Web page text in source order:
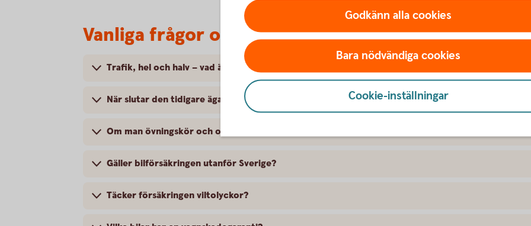
Vanliga frågor om att försäkra Nissan
Trafik, hel och halv – vad är det för skillnad på försäkringarna?
När slutar den tidigare ägarens försäkring att gälla?
Om man övningskör och olyckan är framme, täcker bilförsäkringen då?
Gäller bilförsäkringen utanför Sverige?
Täcker försäkringen viltolyckor?
Godkänn alla cookies
Bara nödvändiga cookies
Cookie-inställningar